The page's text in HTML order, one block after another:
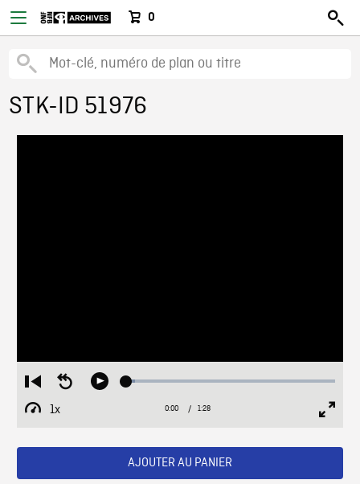
0
STK-ID 51976
Restart
from
beginning
Seek
Play Loaded:
1x
Playback
Current
0:00 / Duration
1:28
AJOUTER AU PANIER